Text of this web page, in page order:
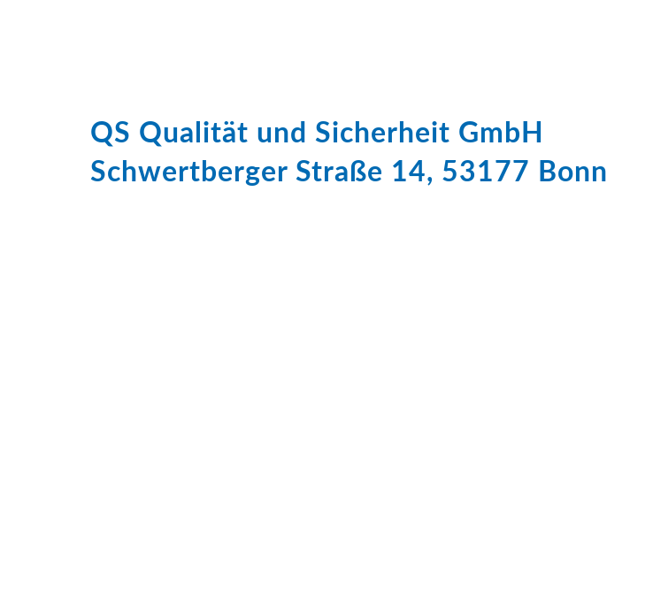
QS Qualität und Sicherheit GmbH
Schwertberger Straße 14, 53177 Bonn